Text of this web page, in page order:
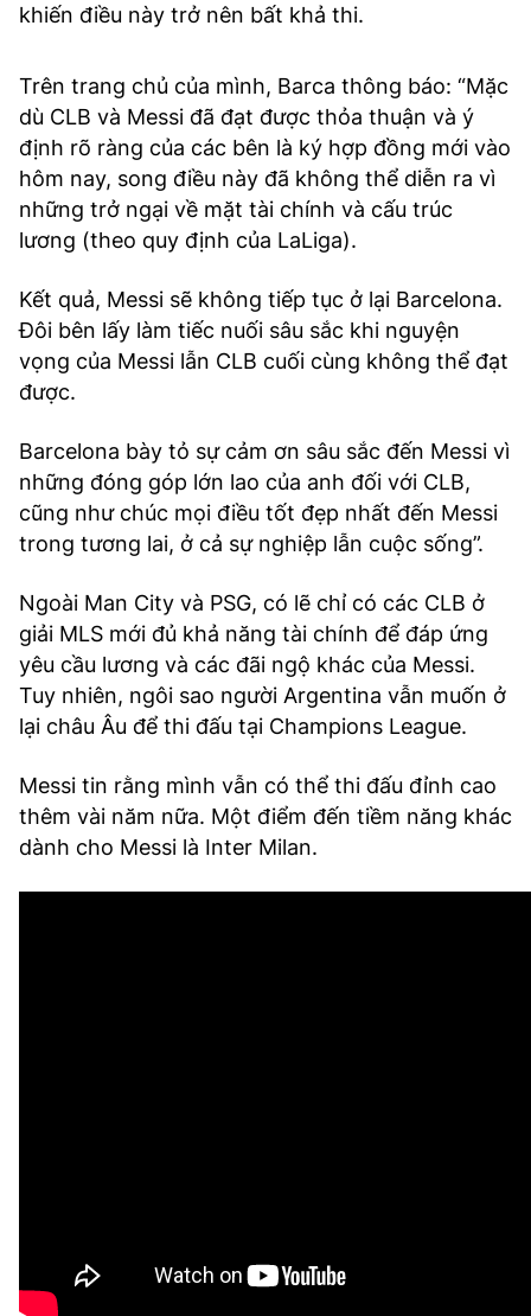
khiến điều này trở nên bất khả thi.
Trên trang chủ của mình, Barca thông báo: “Mặc
dù CLB và Messi đã đạt được thỏa thuận và ý
định rõ ràng của các bên là ký hợp đồng mới vào
hôm nay, song điều này đã không thể diễn ra vì
những trở ngại về mặt tài chính và cấu trúc
lương (theo quy định của LaLiga).
Kết quả, Messi sẽ không tiếp tục ở lại Barcelona.
Đôi bên lấy làm tiếc nuối sâu sắc khi nguyện
vọng của Messi lẫn CLB cuối cùng không thể đạt
được.
Barcelona bày tỏ sự cảm ơn sâu sắc đến Messi vì
những đóng góp lớn lao của anh đối với CLB,
cũng như chúc mọi điều tốt đẹp nhất đến Messi
trong tương lai, ở cả sự nghiệp lẫn cuộc sống”.
Ngoài Man City và PSG, có lẽ chỉ có các CLB ở
giải MLS mới đủ khả năng tài chính để đáp ứng
yêu cầu lương và các đãi ngộ khác của Messi.
Tuy nhiên, ngôi sao người Argentina vẫn muốn ở
lại châu Âu để thi đấu tại Champions League.
Messi tin rằng mình vẫn có thể thi đấu đỉnh cao
thêm vài năm nữa. Một điểm đến tiềm năng khác
dành cho Messi là Inter Milan.